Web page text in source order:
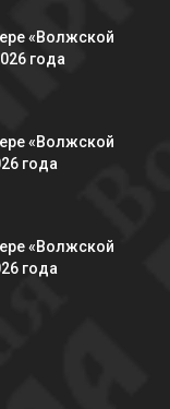
«Волжской
года
«Волжской
года
«Волжской
года